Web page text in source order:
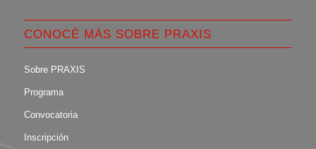
CONOCÉ MÁS SOBRE PRAXIS
Sobre PRAXIS
Programa
Convocatoria
Inscripción